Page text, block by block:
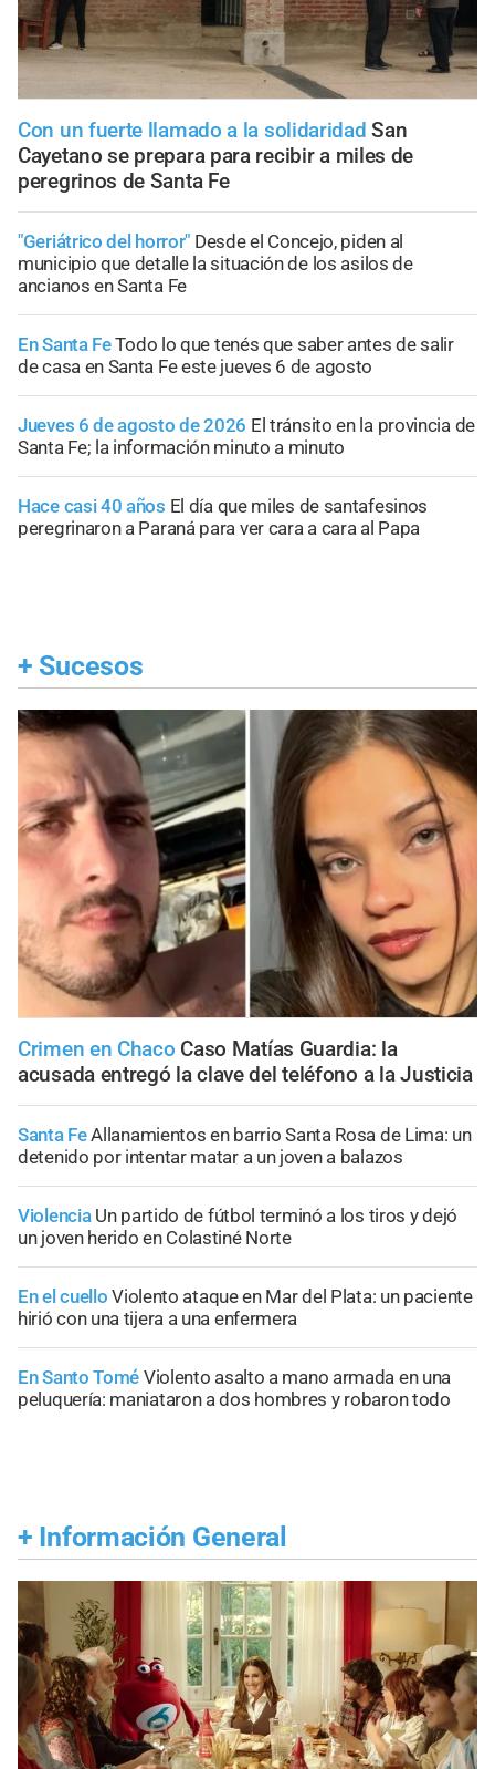
Con un fuerte llamado a la solidaridad San
Cayetano se prepara para recibir a miles de
peregrinos de Santa Fe
"Geriátrico del horror" Desde el Concejo, piden al
municipio que detalle la situación de los asilos de
ancianos en Santa Fe
En Santa FeTodo lo que tenés que saber antes de salir
de casa en Santa Fe este jueves 6 de agosto
Jueves 6 de agosto de 2026 El tránsito en la provincia de
Santa Fe; la información minuto a minuto
Hace casi 40 años El día que miles de santafesinos
peregrinaron a Paraná para ver cara a cara al Papa
+ Sucesos
Crimen en Chaco Caso Matías Guardia: la
acusada entregó la clave del teléfono a la Justicia
Santa FeAllanamientos en barrio Santa Rosa de Lima: un
detenido por intentar matar a un joven a balazos
Violencia Un partido de fútbol terminó a los tiros y dejó
un joven herido en Colastiné Norte
En el cuello Violento ataque en Mar del Plata: un paciente
hirió con una tijera a una enfermera
En Santo Tomé Violento asalto a mano armada en una
peluquería: maniataron a dos hombres y robaron todo
+ Información General